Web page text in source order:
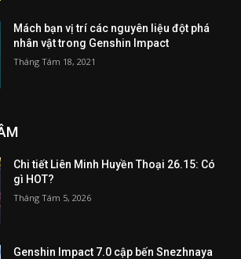
Mách bạn vị trí các nguyên liệu đột phá
nhân vật trong Genshin Impact
Tháng Tám 18, 2021
Chi tiết Liên Minh Huyền Thoại 26.15: Có
gì HOT?
Tháng Tám 5, 2026
Genshin Impact 7.0 cập bến Snezhnaya